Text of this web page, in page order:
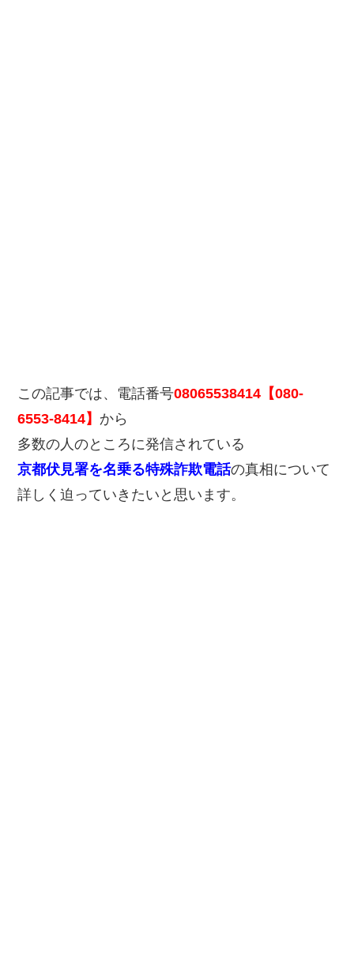
この記事では、電話番号08065538414【080-
6553-8414】 から
多数の人のところに発信されている
京都伏見署を名乗る特殊詐欺電話の真相について
詳しく迫っていきたいと思います。